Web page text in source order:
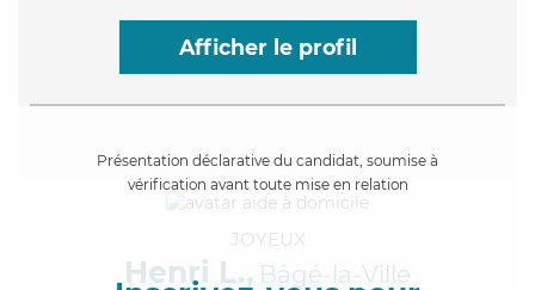
Afficher le profil
Présentation déclarative du candidat, soumise à
vérification avant toute mise en relation
JOYEUX
Henri L., Bâgé-la-Ville